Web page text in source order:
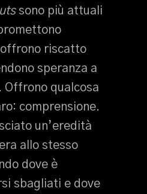
sono più attuali
riscatto
speranza a
Offrono qualcosa
comprensione.
un’eredità
allo stesso
dove è
sbagliati e dove